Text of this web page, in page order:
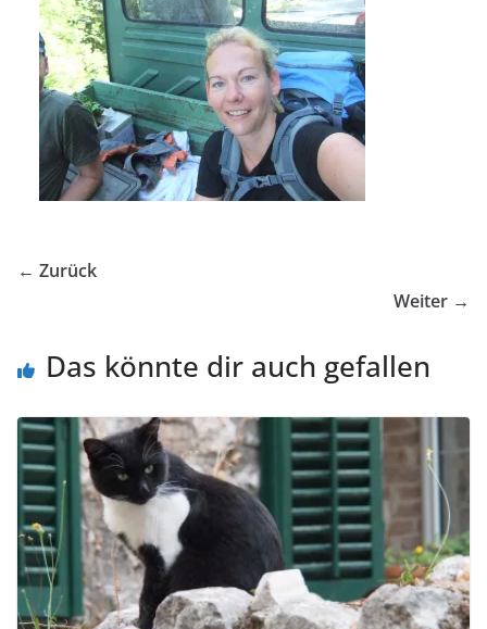
← Zurück
Weiter →
Das könnte dir auch gefallen